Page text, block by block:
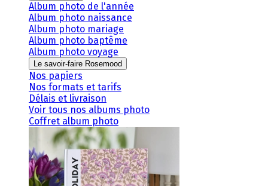
Album photo de l'année
Album photo naissance
Album photo mariage
Album photo baptême
Album photo voyage
Le savoir-faire Rosemood
Nos papiers
Nos formats et tarifs
Délais et livraison
Voir tous nos albums photo
Coffret album photo